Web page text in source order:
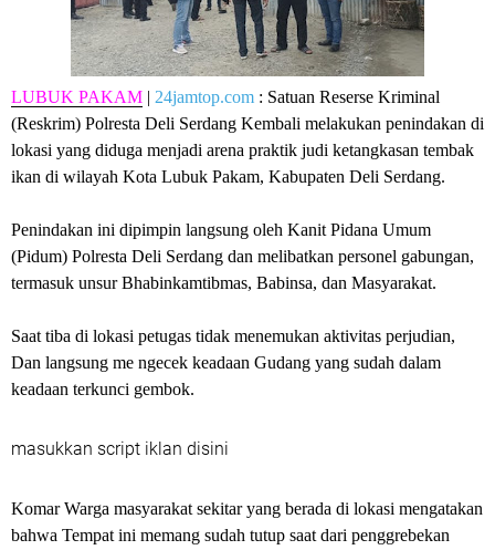
LUBUK PAKAM | 24jamtop.com : Satuan Reserse Kriminal
(Reskrim) Polresta Deli Serdang Kembali melakukan penindakan di
lokasi yang diduga menjadi arena praktik judi ketangkasan tembak
ikan di wilayah Kota Lubuk Pakam, Kabupaten Deli Serdang.
Penindakan ini dipimpin langsung oleh Kanit Pidana Umum
(Pidum) Polresta Deli Serdang dan melibatkan personel gabungan,
termasuk unsur Bhabinkamtibmas, Babinsa, dan Masyarakat.
Saat tiba di lokasi petugas tidak menemukan aktivitas perjudian,
Dan langsung me ngecek keadaan Gudang yang sudah dalam
keadaan terkunci gembok.
masukkan script iklan disini
Komar Warga masyarakat sekitar yang berada di lokasi mengatakan
bahwa Tempat ini memang sudah tutup saat dari penggrebekan